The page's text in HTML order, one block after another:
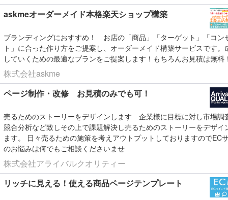
askmeオーダーメイド本格楽天ショップ構築
ブランディングにおすすめ！
お店の「商品」「ターゲット」「コン
ト」に合った作り方をご提案し、オーダーメイド構築サービスです。
していくための最適なプランをご提案します！もちろんお見積は無料
株式会社askme
ページ制作・改修 お見積のみでも可！
売るためのストーリーをデザインします
企業様に目標に対し市場調
競合分析など致しその上で課題解決し売るためのストーリーをデザイ
ます。 日々売るための施策を考えアウトプットしておりますのでEC
のお悩みは何でもご相談くださいませ
株式会社アライバルクオリティー
リッチに見える！使える商品ページテンプレート